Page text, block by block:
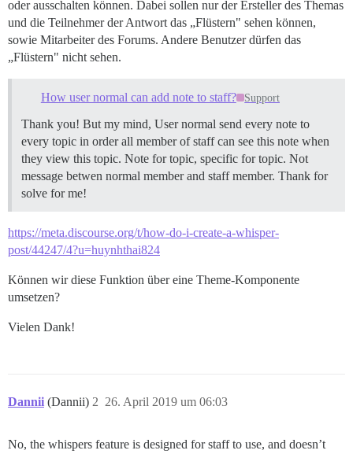
oder ausschalten können. Dabei sollen nur der Ersteller des Themas
und die Teilnehmer der Antwort das „Flüstern" sehen können,
sowie Mitarbeiter des Forums. Andere Benutzer dürfen das
„Flüstern" nicht sehen.
How user normal can add note to staff? Support
Thank you! But my mind, User normal send every note to
every topic in order all member of staff can see this note when
they view this topic. Note for topic, specific for topic. Not
message betwen normal member and staff member. Thank for
solve for me!
https://meta.discourse.org/t/how-do-i-create-a-whisper-
post/44247/4?u=huynhthai824
Können wir diese Funktion über eine Theme-Komponente
umsetzen?
Vielen Dank!
Dannii (Dannii) 26. April 2019 um 06:03
2
No, the whispers feature is designed for staff to use, and doesn’t